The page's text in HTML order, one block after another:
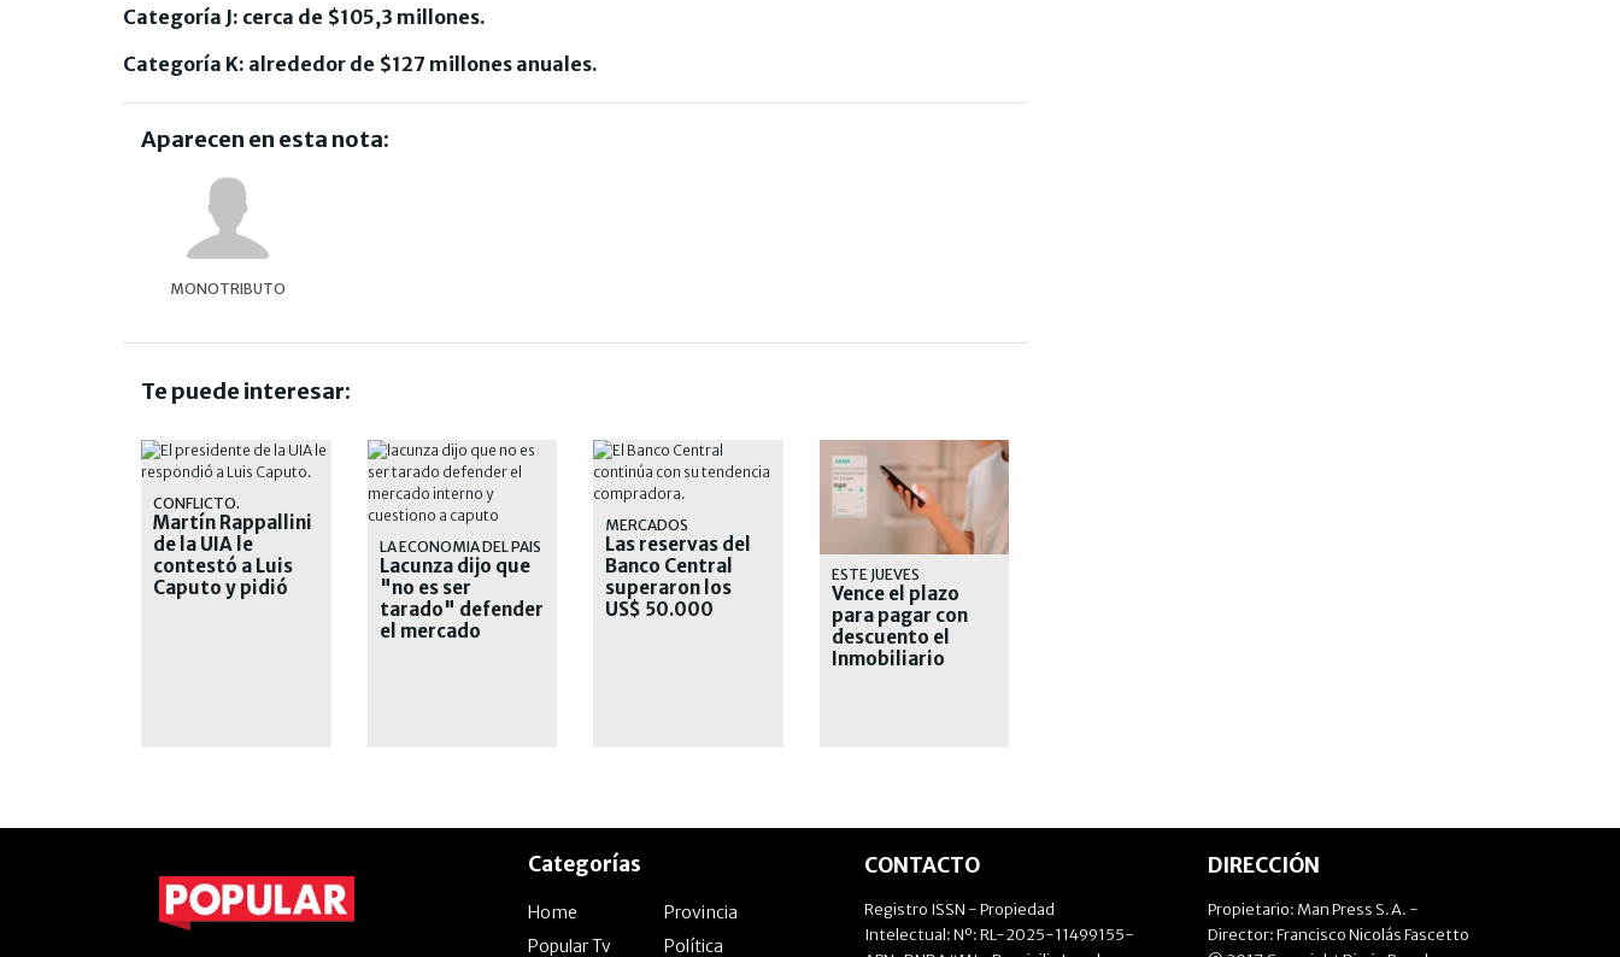
Categoría J: cerca de $105,3 millones.
Categoría K: alrededor de $127 millones anuales.
Aparecen en esta nota:
MONOTRIBUTO
Te puede interesar:
CONFLICTO.
Martín Rappallini
de la UIA le
contestó a Luis
Caputo y pidió
LA ECONOMIA DEL PAIS
Lacunza dijo que
"no es ser
tarado" defender
el mercado
MERCADOS
Las reservas del
Banco Central
superaron los
US$ 50.000
ESTE JUEVES
Vence el plazo
para pagar con
descuento el
Inmobiliario
Categorías
Home
Provincia
Popular Tv
Política
CONTACTO
Registro ISSN - Propiedad
Intelectual: Nº: RL-2025-11499155-
DIRECCIÓN
Propietario: Man Press S.A. -
Director: Francisco Nicolás Fascetto